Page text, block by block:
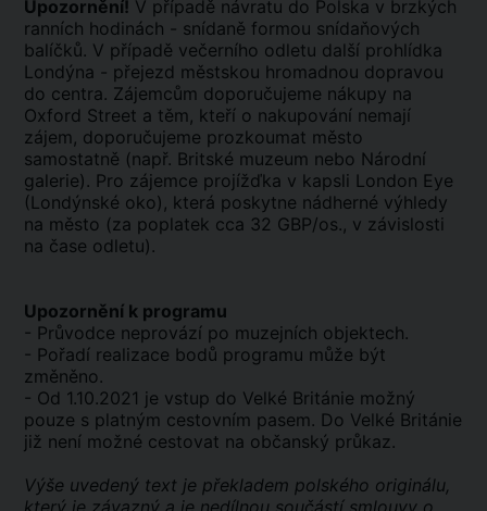
Upozornění! V případě návratu do Polska v brzkých
ranních hodinách - snídaně formou snídaňových
balíčků. V případě večerního odletu další prohlídka
Londýna - přejezd městskou hromadnou dopravou
do centra. Zájemcům doporučujeme nákupy na
Oxford Street a těm, kteří o nakupování nemají
zájem, doporučujeme prozkoumat město
samostatně (např. Britské muzeum nebo Národní
galerie). Pro zájemce projížďka v kapsli London Eye
(Londýnské oko), která poskytne nádherné výhledy
na město (za poplatek cca 32 GBP/os., v závislosti
na čase odletu).
Upozornění k programu
- Průvodce neprovází po muzejních objektech.
- Pořadí realizace bodů programu může být
změněno.
- Od 1.10.2021 je vstup do Velké Británie možný
pouze s platným cestovním pasem. Do Velké Británie
již není možné cestovat na občanský průkaz.
Výše uvedený text je překladem polského originálu,
který je závazný a je nedílnou součástí smlouvy o